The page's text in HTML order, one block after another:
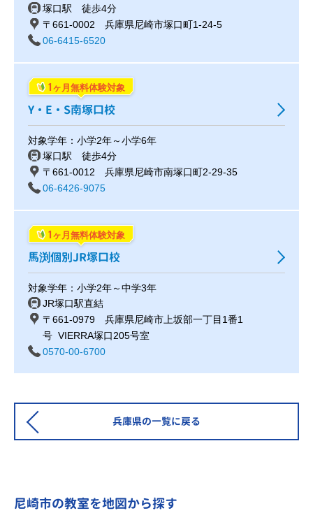
塚口駅 徒歩4分
〒661-0002 兵庫県尼崎市塚口町1-24-5
06-6415-6520
1 ヶ月無料体験対象
Y・E・S南塚口校
対象学年：小学2年～小学6年
塚口駅 徒歩4分
〒661-0012 兵庫県尼崎市南塚口町2-29-35
06-6426-9075
1 ヶ月無料体験対象
馬渕個別JR塚口校
対象学年：小学2年～中学3年
JR塚口駅直結
〒661-0979 兵庫県尼崎市上坂部一丁目1番1
号 VIERRA塚口205号室
0570-00-6700
兵庫県の一覧に戻る
尼崎市の教室を地図から探す